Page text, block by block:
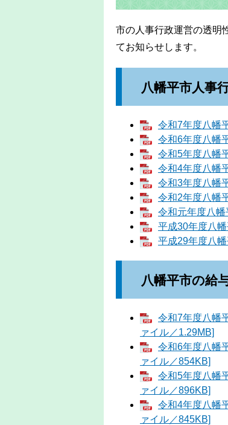
市の人事行政運営の透明
てお知らせします。
八幡平市人事
令和7年度八幡
令和6年度八幡
令和5年度八幡
令和4年度八幡
令和3年度八幡
令和2年度八幡
令和元年度八
平成30年度八
平成29年度八
八幡平市の給
令和7年度八幡
ァイル／1.29MB]
令和6年度八幡
ァイル／854KB]
令和5年度八幡
ァイル／896KB]
令和4年度八幡
ァイル／845KB]